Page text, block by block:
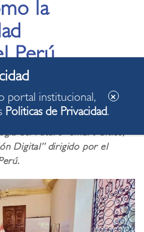
la
Perú
de Movilidad Urbana
del Futuro- Smart Cities,
Digital” dirigido por el
portal institucional,
Politicas de Privacidad.